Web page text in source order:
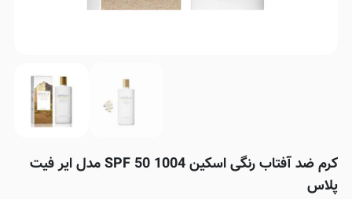
کرم ضد آفتاب رنگی اسکین 1004 SPF 50 مدل ایر فیت
پلاس